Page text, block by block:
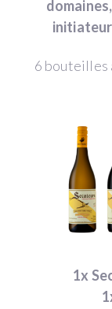
6
1x